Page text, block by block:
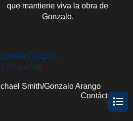
que mantiene viva la obra de
Gonzalo.
Smith/Gonzalo Arango
Contácteme